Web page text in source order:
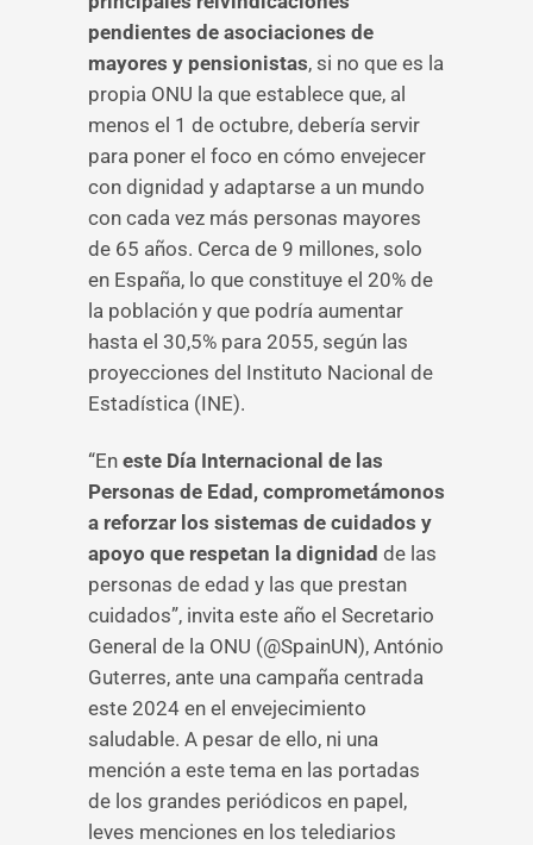
pendientes de asociaciones de
mayores y pensionistas, si no que es la
propia ONU la que establece que, al
menos el 1 de octubre, debería servir
para poner el foco en cómo envejecer
con dignidad y adaptarse a un mundo
con cada vez más personas mayores
de 65 años. Cerca de 9 millones, solo
en España, lo que constituye el 20% de
la población y que podría aumentar
hasta el 30,5% para 2055, según las
proyecciones del Instituto Nacional de
Estadística (INE).
“En este Día Internacional de las
Personas de Edad, comprometámonos
a reforzar los sistemas de cuidados y
apoyo que respetan la dignidad de las
personas de edad y las que prestan
cuidados”, invita este año el Secretario
General de la ONU (@SpainUN), António
Guterres, ante una campaña centrada
este 2024 en el envejecimiento
saludable. A pesar de ello, ni una
mención a este tema en las portadas
de los grandes periódicos en papel,
leves menciones en los telediarios